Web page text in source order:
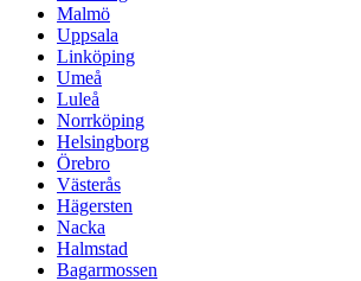
Malmö
Uppsala
Linköping
Umeå
Luleå
Norrköping
Helsingborg
Örebro
Västerås
Hägersten
Nacka
Halmstad
Bagarmossen